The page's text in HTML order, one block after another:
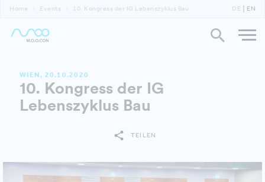
Home Events 10. Kongress der IG Lebenszyklus Bau DE EN
WIEN, 20.10.2020
10. Kongress der IG
Lebenszyklus Bau
TEILEN